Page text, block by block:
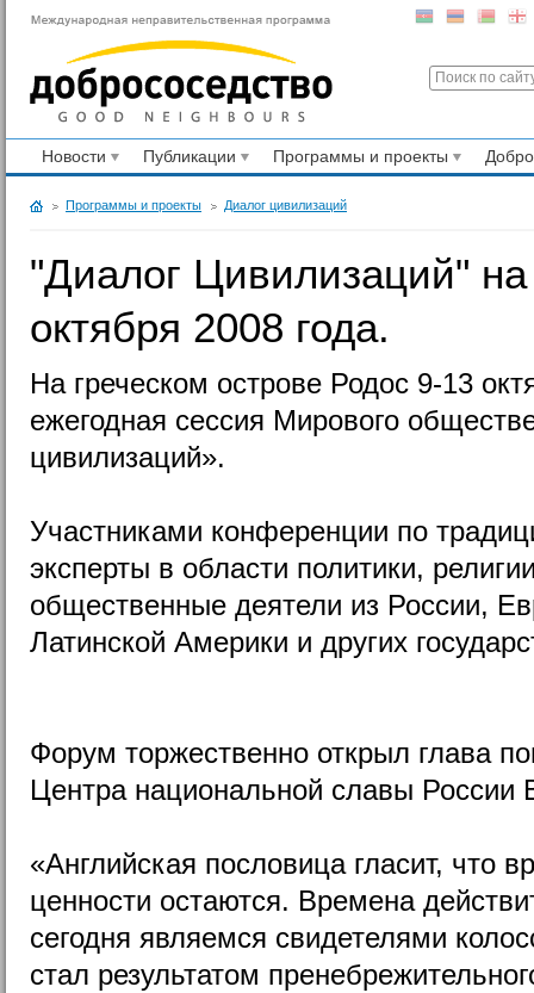
Новости Публикации Программы и проекты
Программы и проекты Диалог цивилизаций
"Диалог Цивилизаций"
октября 2008 года.
На греческом острове Родос 9-13
ежегодная сессия Мирового
цивилизаций».
Участниками конференции по
эксперты в области политики,
общественные деятели из России,
Латинской Америки и других
Форум торжественно открыл глава
Центра национальной славы России
«Английская пословица гласит, что
ценности остаются. Времена
сегодня являемся свидетелями
стал результатом